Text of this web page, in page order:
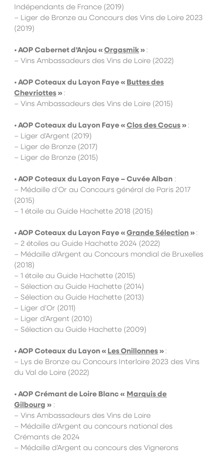
Indépendants de France (2019)
– Liger de Bronze au Concours des Vins de Loire 2023
(2019)
•AOPCabernet d’Anjou «Orgasmik» :
– Vins Ambassadeurs des Vins de Loire (2022)
• AOP Coteaux du Layon Faye « Buttes des
Chevriottes » :
– Vins Ambassadeurs des Vins de Loire (2015)
• AOP Coteaux du Layon Faye «Clos des Cocus » :
– Liger d’Argent (2019)
– Liger de Bronze (2017)
– Liger de Bronze (2015)
• AOP Coteaux du Layon Faye – Cuvée Alban :
– Médaille d’Or au Concours général de Paris 2017
(2015)
– 1 étoile au Guide Hachette 2018 (2015)
• AOP Coteaux du Layon Faye «Grande Sélection » :
– 2 étoiles au Guide Hachette 2024 (2022)
– Médaille d’Argent au Concours mondial de Bruxelles
(2018)
– 1 étoile au Guide Hachette (2015)
– Sélection au Guide Hachette (2014)
– Sélection au Guide Hachette (2013)
– Liger d’Or (2011)
– Liger d’Argent (2010)
– Sélection au Guide Hachette (2009)
• AOP Coteaux du Layon « Les Onillonnes » :
– Lys de Bronze au Concours Interloire 2023 des Vins
du Val de Loire (2022)
• AOP Crémant de Loire Blanc « Marquis de
Gilbourg » :
– Vins Ambassadeurs des Vins de Loire
– Médaille d’Argent au concours national des
Crémants de 2024
– Médaille d’Argent au concours des Vignerons